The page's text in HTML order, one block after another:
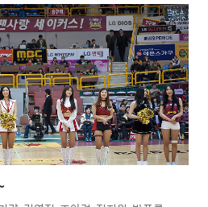
without permission.